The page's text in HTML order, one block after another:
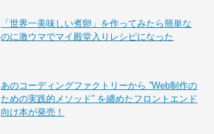
「世界一美味しい煮卵」を作ってみたら簡単な
のに激ウマでマイ殿堂入りレシピになった
あのコーディングファクトリーから ”Web制作の
ための実践的メソッド” を纏めたフロントエンド
向け本が発売！